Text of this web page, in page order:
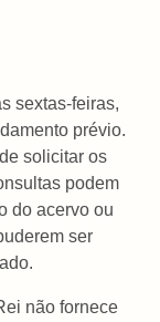
sextas-feiras,
prévio.
solicitar os
podem
do acervo ou
ser
não fornece